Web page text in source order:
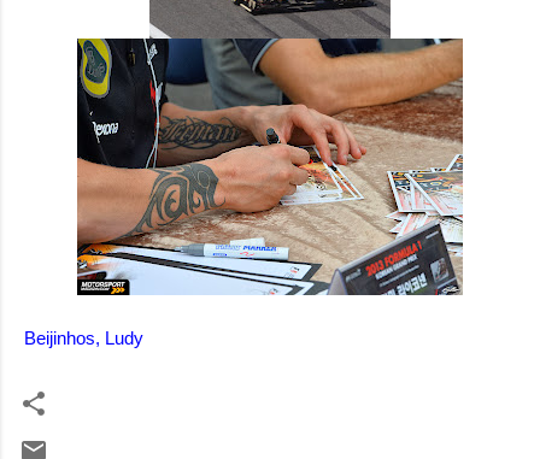
Beijinhos, Ludy